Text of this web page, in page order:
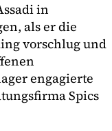
in
als er die
vorschlug und
engagierte
Spics